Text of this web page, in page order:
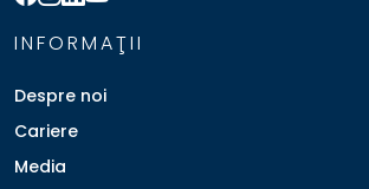
INFORMAŢII
Despre noi
Cariere
Media